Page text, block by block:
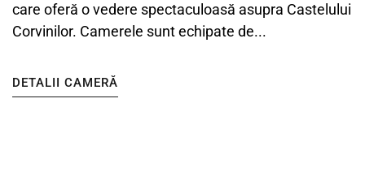
care oferă o vedere spectaculoasă asupra Castelului
Corvinilor. Camerele sunt echipate de...
DETALII CAMERĂ